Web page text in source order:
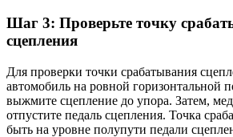
Шаг 3: Проверьте точку
сцепления
Для проверки точки срабатывания
автомобиль на ровной горизонтальной
выжмите сцепление до упора. Затем,
отпустите педаль сцепления. Точка
быть на уровне полупути педали